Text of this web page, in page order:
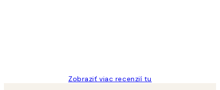
Zobraziť viac recenzií tu